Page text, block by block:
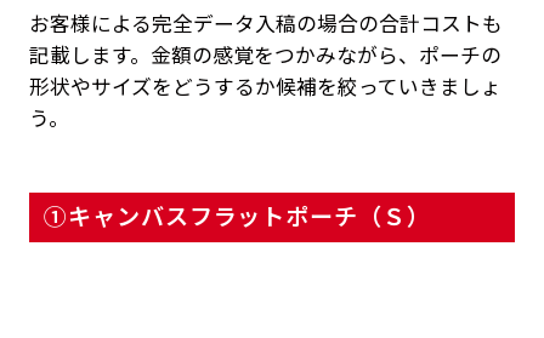
お客様による完全データ入稿の場合の合計コストも
記載します。金額の感覚をつかみながら、ポーチの
形状やサイズをどうするか候補を絞っていきましょ
う。
①キャンバスフラットポーチ（Ｓ）